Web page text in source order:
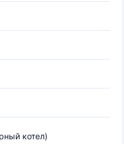
котел)